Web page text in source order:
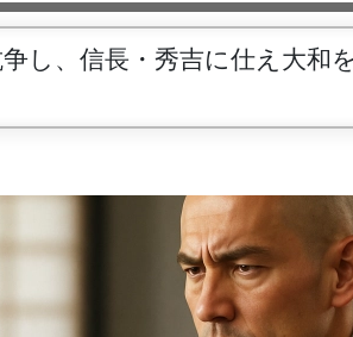
し、信長・秀吉に仕え大和